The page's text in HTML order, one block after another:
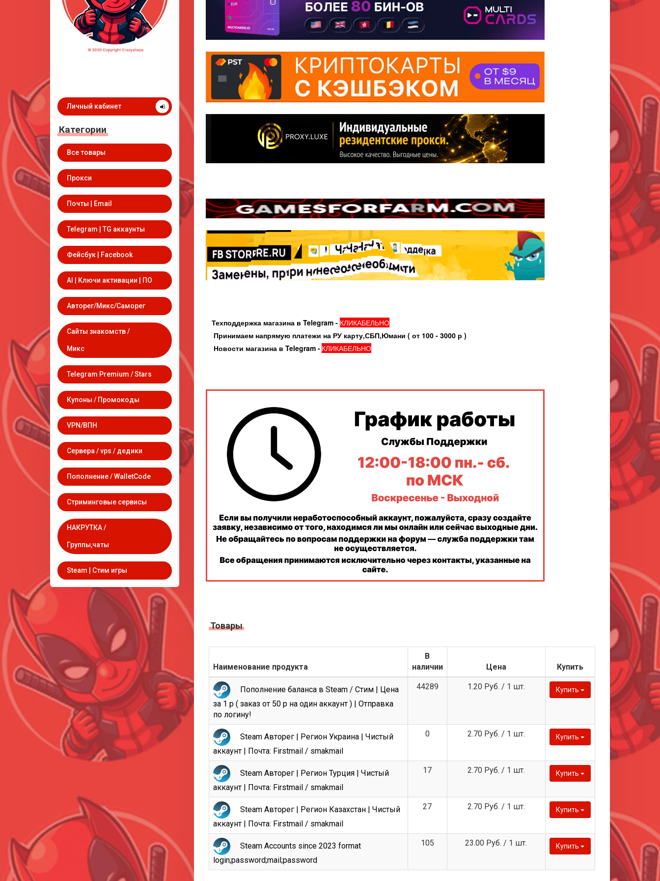
Личный кабинет
Категории
Все товары
Прокси
Почты | Email
Telegram | TG аккаунты
Фейсбук | Facebook
AI | Ключи активации | ПО
Авторег/Микс/Саморег
Сайты знакомств /
Микс
Telegram Premium / Stars
Купоны / Промокоды
VPN/ВПН
Сервера / vps / дедики
Пополнение / WalletCode
Стриминговые сервисы
НАКРУТКА /
Группы,чаты
Steam | Стим игры
Техподдержка магазина в Telegram - КЛИКАБЕЛЬНО
Принимаем напрямую платежи на РУ карту,СБП,Юмани ( от 100 - 3000 р )
Новости магазина в Telegram - КЛИКАБЕЛЬНО
Товары
Наименование продукта
В
наличии
Цена Купить
Пополнение баланса в Steam / Стим | Цена
за 1 р ( заказ от 50 р на один аккаунт ) | Отправка
по логину!
44289 1.20 Руб. / 1 шт. Купить
Steam Авторег | Регион Украина | Чистый
аккаунт | Почта: Firstmail / smakmail
0 2.70 Руб. / 1 шт. Купить
Steam Авторег | Регион Турция | Чистый
аккаунт | Почта: Firstmail / smakmail
17 2.70 Руб. / 1 шт. Купить
Steam Авторег | Регион Казахстан | Чистый
аккаунт | Почта: Firstmail / smakmail
27 2.70 Руб. / 1 шт. Купить
Steam Accounts since 2023 format
login;password;mail;password
105 23.00 Руб. / 1 шт. Купить
Сумма к оплате (без скидок)
Руб.